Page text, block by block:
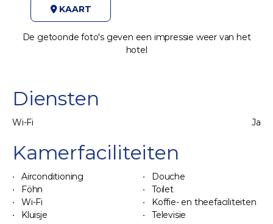
KAART
De getoonde foto's geven een impressie weer van het
hotel
Diensten
Wi-Fi Ja
Kamerfaciliteiten
Airconditioning
Douche
Föhn
Toilet
Wi-Fi
Koffie- en theefaciliteiten
Kluisje
Televisie